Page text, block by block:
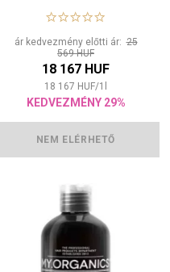
ár kedvezmény előtti ár:25
569 HUF
18 167 HUF
18 167 HUF/1
KEDVEZMÉNY 29%
NEM ELÉRHETŐ